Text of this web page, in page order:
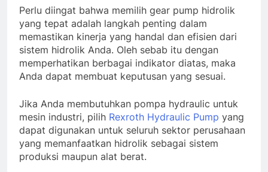
Perlu diingat bahwa memilih gear pump hidrolik
yang tepat adalah langkah penting dalam
memastikan kinerja yang handal dan efisien dari
sistem hidrolik Anda. Oleh sebab itu dengan
memperhatikan berbagai indikator diatas, maka
Anda dapat membuat keputusan yang sesuai.
Jika Anda membutuhkan pompa hydraulic untuk
mesin industri, pilih Rexroth Hydraulic Pump yang
dapat digunakan untuk seluruh sektor perusahaan
yang memanfaatkan hidrolik sebagai sistem
produksi maupun alat berat.